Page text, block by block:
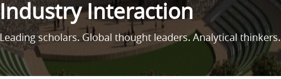
Industry Interaction
Leading scholars. Global thought leaders. Analytical thinkers.